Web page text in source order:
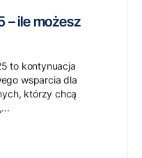
– ile możesz
to kontynuacja
wsparcia dla
którzy chcą